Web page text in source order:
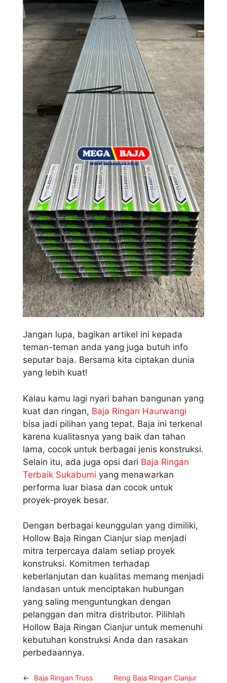
Jangan lupa, bagikan artikel ini kepada
teman-teman anda yang juga butuh info
seputar baja. Bersama kita ciptakan dunia
yang lebih kuat!
Kalau kamu lagi nyari bahan bangunan yang
kuat dan ringan, Baja Ringan Haurwangi
bisa jadi pilihan yang tepat. Baja ini terkenal
karena kualitasnya yang baik dan tahan
lama, cocok untuk berbagai jenis konstruksi.
Selain itu, ada juga opsi dari Baja Ringan
Terbaik Sukabumi yang menawarkan
performa luar biasa dan cocok untuk
proyek-proyek besar.
Dengan berbagai keunggulan yang dimiliki,
Hollow Baja Ringan Cianjur siap menjadi
mitra terpercaya dalam setiap proyek
konstruksi. Komitmen terhadap
keberlanjutan dan kualitas memang menjadi
landasan untuk menciptakan hubungan
yang saling menguntungkan dengan
pelanggan dan mitra distributor. Pilihlah
Hollow Baja Ringan Cianjur untuk memenuhi
kebutuhan konstruksi Anda dan rasakan
perbedaannya.
←
Baja Ringan Truss
Reng Baja Ringan Cianjur